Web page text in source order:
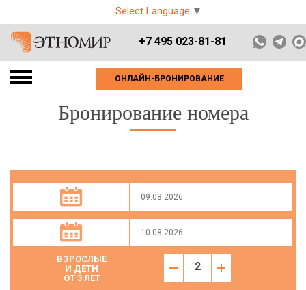
Select Language ▼
+7 495 023-81-81
ОНЛАЙН-БРОНИРОВАНИЕ
Бронирование номера
ВЗРОСЛЫЕ
И ДЕТИ
ОТ 3 ЛЕТ